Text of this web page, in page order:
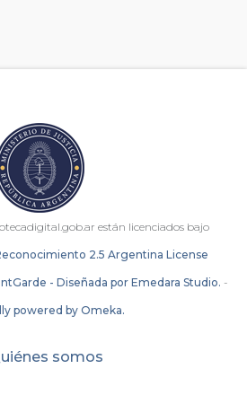
están licenciados bajo
2.5 Argentina License
- Diseñada por Emedara Studio. -
powered by Omeka.
somos